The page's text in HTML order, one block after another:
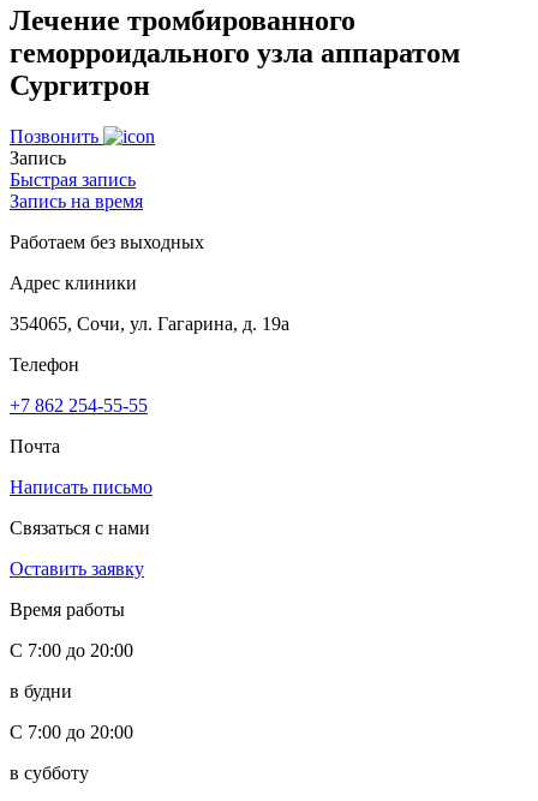
Лечение тромбированного
геморроидального узла аппаратом
Сургитрон
Позвонить
Запись
Быстрая запись
Запись на время
Работаем без выходных
Адрес клиники
354065, Сочи, ул. Гагарина, д. 19а
Телефон
+7 862 254-55-55
Почта
Написать письмо
Связаться с нами
Оставить заявку
Время работы
С 7:00 до 20:00
в будни
С 7:00 до 20:00
в субботу